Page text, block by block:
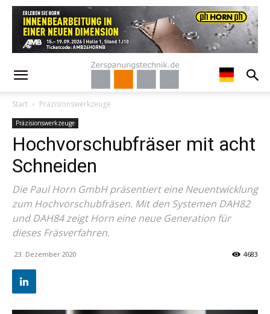
Start Präzisionswerkzeuge
Präzisionswerkzeuge
Hochvorschubfräser mit acht
Schneiden
Die Paul Horn GmbH präsentiert eine Neuentwicklung
zum Hochvorschubfräsen. Mit den Systemen DAH82
und DAH84 zeigt Horn eine neue Generation für
dieses Fräsverfahren.
23. Dezember 2020 4683